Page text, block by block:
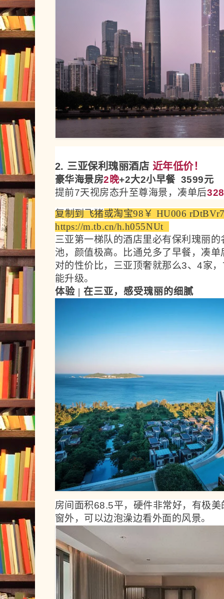
2. 三亚保利瑰丽酒店 近年低价！
豪华海景房2晚+2大2小早餐 3599元
提前7天视房态升至尊海景，凑单后
复制到飞猪或淘宝98￥ HU006
https://m.tb.cn/h.h055NUt
三亚第一梯队的酒店里必有保利瑰丽的
池， 颜值极高。比通兑多了早餐，凑单
对的性价比， 三亚顶奢就那么3、4家
能升级。
体验 | 在三亚，感受瑰丽的细腻
房间面积68.5平，硬件非常好，有极
窗外，可以边泡澡边看外面的风景。